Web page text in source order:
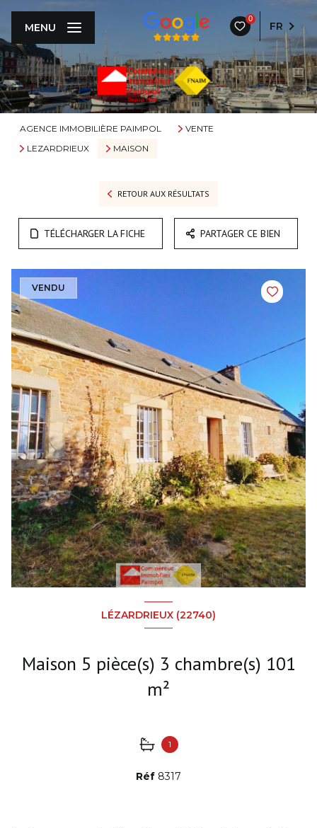
0
FR
MENU
AGENCE IMMOBILIÈRE PAIMPOL
VENTE
LEZARDRIEUX
MAISON
RETOUR AUX RÉSULTATS
TÉLÉCHARGER LA FICHE PARTAGER CE BIEN
VENDU
LÉZARDRIEUX (22740)
Maison 5 pièce(s) 3 chambre(s) 101
m²
1
Réf 8317